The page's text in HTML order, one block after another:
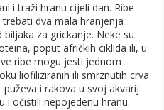
i traži hranu cijeli dan. Ribe
dva mala hranjenja
za grickanje. Neke su
poput afričkih ciklida ili, u
ribe mogu jesti jednom
liofiliziranih ili smrznutih crva
i rakova u svoj akvarij
i očistili nepojedenu hranu.